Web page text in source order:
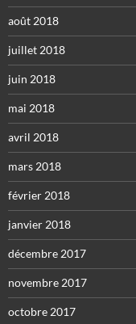
août 2018
juillet 2018
juin 2018
mai 2018
avril 2018
mars 2018
février 2018
janvier 2018
décembre 2017
novembre 2017
octobre 2017